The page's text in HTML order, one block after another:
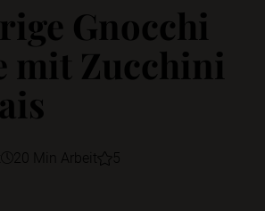
Gnocchi
mit Zucchini
20 Min Arbeit 5